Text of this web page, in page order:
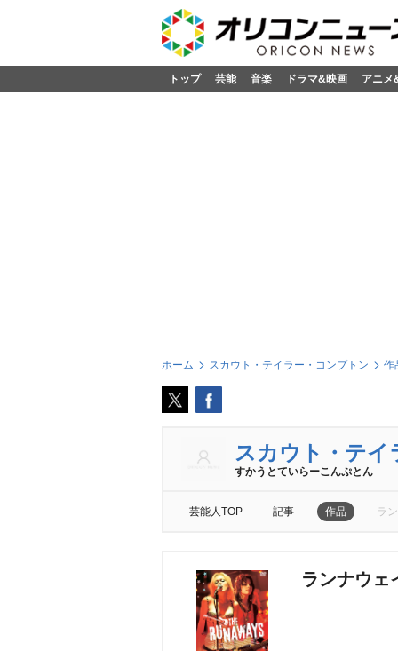
トップ 芸能 音楽 ドラマ&映画 アニメ
ホーム スカウト・テイラー・コンプトン 作
スカウト・テイ
すかうとていらーこんぷとん
芸能人TOP 記事 作品 ラ
ランナウェ